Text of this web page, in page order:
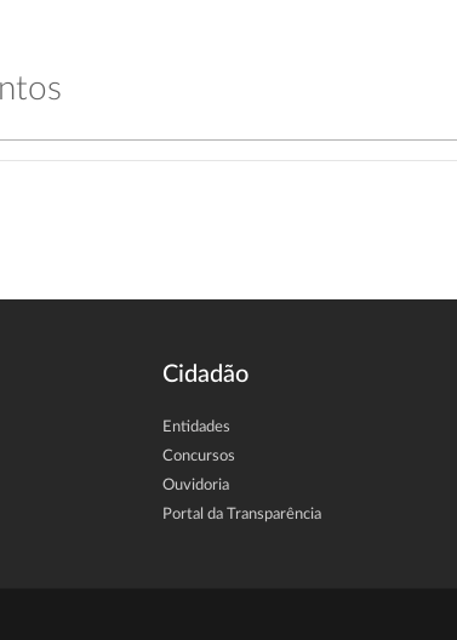
Cidadão
Entidades
Concursos
Ouvidoria
Portal da Transparência